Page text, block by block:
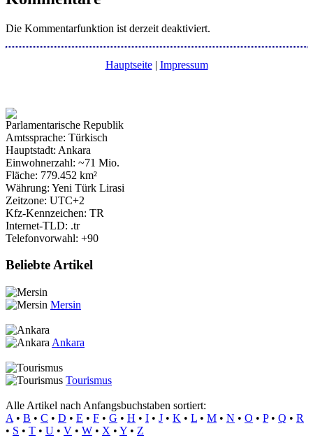
Die Kommentarfunktion ist derzeit deaktiviert.
Hauptseite| Impressum
Parlamentarische Republik
Amtssprache: Türkisch
Hauptstadt: Ankara
Einwohnerzahl: ~71 Mio.
Fläche: 779.452 km²
Währung: Yeni Türk Lirasi
Zeitzone: UTC+2
Kfz-Kennzeichen: TR
Internet-TLD: .tr
Telefonvorwahl: +90
Beliebte Artikel
Mersin
Ankara
Tourismus
Alle Artikel nach Anfangsbuchstaben sortiert:
A • B • C • D • E • F • G • H • I • J • K • L • M • N • O • P• Q • R
• S • T • U • V • W • X • Y • Z